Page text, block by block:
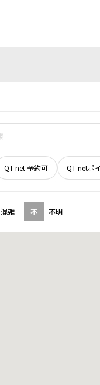
QT-net 予約可 QT-netポ
混雑 不 不明